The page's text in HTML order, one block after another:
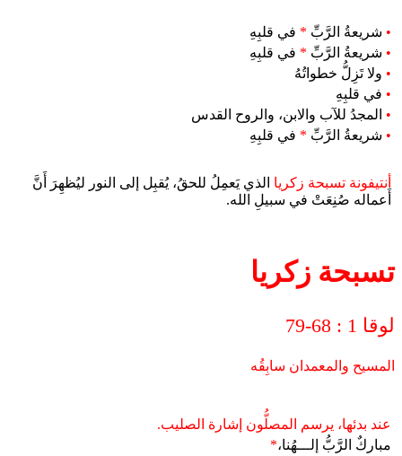
• شريعةُ الرَّبِّ * في قلبِهِ
• شريعةُ الرَّبِّ * في قلبِهِ
• ولا تَزِلُّ خطواتُهُ
• في قلبِهِ
• المجدُ للآب والابن، والروح القدس
• شريعةُ الرَّبِّ * في قلبِهِ
أنتيفونة تسبحة زكريا الذي يَعمِلُ للحقُ، يُقبِل إلى النور ليُظهِرَ أَنَّ
أَعماله صُنِعَتْ في سبيلِ الله.
تسبحة زكريا
لوقا 1 : 68-79
المسيح والمعمدان سابِقُه
عند بدئها، يرسم المصلُّون إشارة الصليب.
مباركٌ الرَّبُّ إلـــهُنا،*